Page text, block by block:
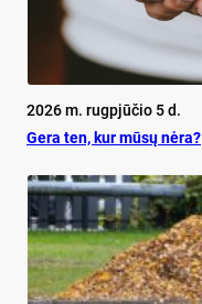
2026 m. rugpjūčio 5 d.
Ge­ra ten, kur mū­sų nė­ra?